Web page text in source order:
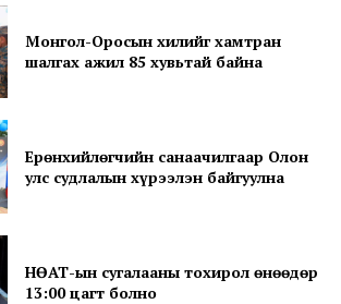
Монгол-Оросын хилийг хамтран
шалгах ажил 85 хувьтай байна
Ерөнхийлөгчийн санаачилгаар Олон
улс судлалын хүрээлэн байгуулна
НӨАТ-ын сугалааны тохирол өнөөдөр
13:00 цагт болно